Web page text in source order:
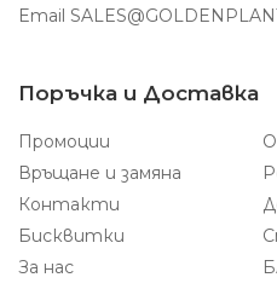
Email
Поръчка и Доставка
Промоции
Връщане и замяна
Контакти
Бисквитки
За нас